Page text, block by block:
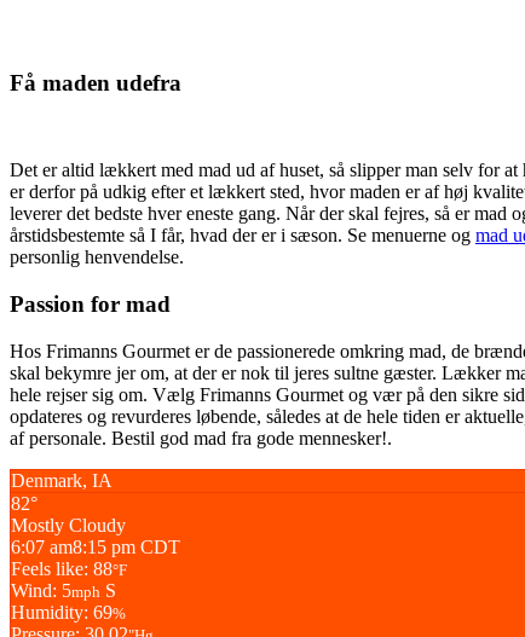
Få maden udefra
Det er altid lækkert med mad ud af huset, så slipper man selv for
er derfor på udkig efter et lækkert sted, hvor maden er af høj
leverer det bedste hver eneste gang. Når der skal fejres, så er
årstidsbestemte så I får, hvad der er i sæson. Se menuerne og mad
personlig henvendelse.
Passion for mad
Hos Frimanns Gourmet er de passionerede omkring mad, de
skal bekymre jer om, at der er nok til jeres sultne gæster. Lækker
hele rejser sig om. Vælg Frimanns Gourmet og vær på den sikre
opdateres og revurderes løbende, således at de hele tiden er
af personale. Bestil god mad fra gode mennesker!.
Denmark, IA
82°
Mostly Cloudy
6:07 am8:15 pm CDT
Feels like: 88°F
Wind: 5mph S
Humidity: 69%